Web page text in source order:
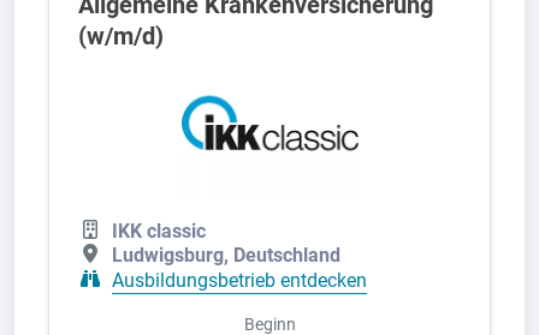
(w/m/d)
IKK classic
Ludwigsburg, Deutschland
Ausbildungsbetrieb entdecken
Beginn